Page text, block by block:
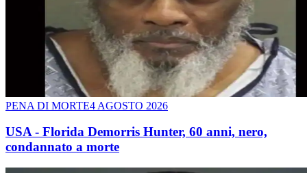
PENA DI MORTE4 AGOSTO 2026
USA - Florida Demorris Hunter, 60 anni, nero,
condannato a morte